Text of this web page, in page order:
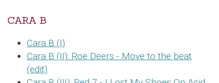
CARA B
Cara B (I).
Cara B (II): Roe Deers - Move to the beat
(edit)